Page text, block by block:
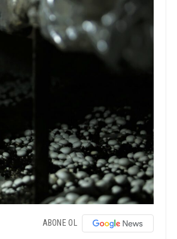
ABONE OL